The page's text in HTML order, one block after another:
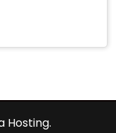
Hosting.